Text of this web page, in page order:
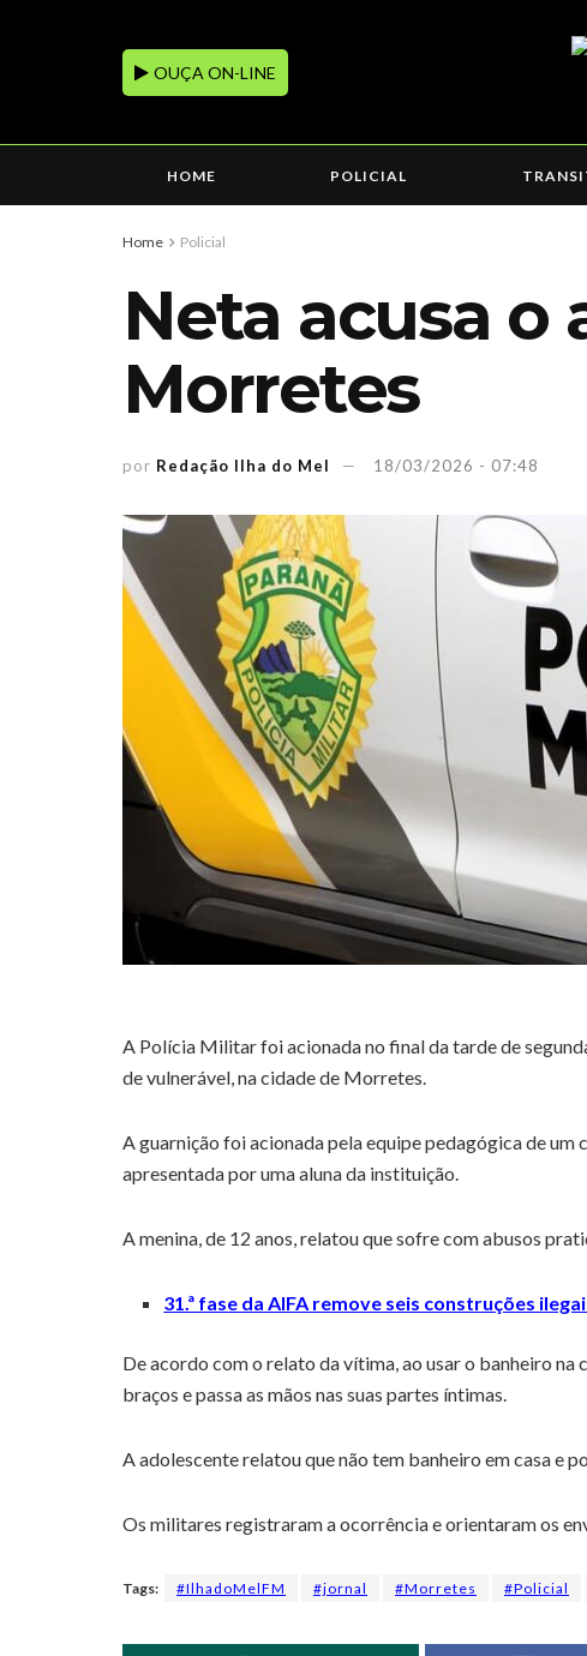
OUÇA ON-LINE
HOME POLICIAL
Home Policial
Neta acusa o
Morretes
por Redação Ilha do Mel 18/03/2026 - 07:48
A Polícia Militar foi acionada no final da tarde de
de vulnerável, na cidade de Morretes.
A guarnição foi acionada pela equipe pedagógica de
apresentada por uma aluna da instituição.
A menina, de 12 anos, relatou que sofre com abusos
31.ª fase da AIFA remove seis construções
De acordo com o relato da vítima, ao usar o banheiro na
braços e passa as mãos nas suas partes íntimas.
A adolescente relatou que não tem banheiro em casa e
Os militares registraram a ocorrência e orientaram os
Tags: #IlhadoMelFM #jornal #Morretes #Policial